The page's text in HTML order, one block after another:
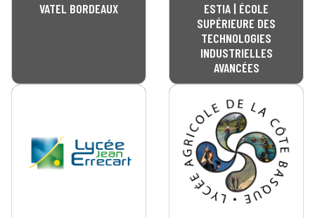
VATEL BORDEAUX
ESTIA | ÉCOLE
SUPÉRIEURE DES
TECHNOLOGIES
INDUSTRIELLES
AVANCÉES